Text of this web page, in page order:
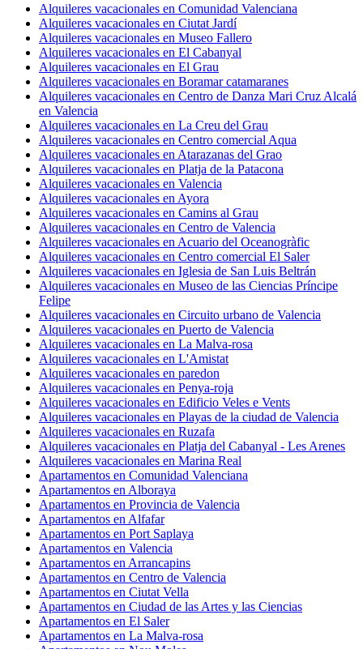
Alquileres vacacionales en Comunidad Valenciana
Alquileres vacacionales en Ciutat Jardí
Alquileres vacacionales en Museo Fallero
Alquileres vacacionales en El Cabanyal
Alquileres vacacionales en El Grau
Alquileres vacacionales en Boramar catamaranes
Alquileres vacacionales en Centro de Danza Mari Cruz Alcalá
en Valencia
Alquileres vacacionales en La Creu del Grau
Alquileres vacacionales en Centro comercial Aqua
Alquileres vacacionales en Atarazanas del Grao
Alquileres vacacionales en Platja de la Patacona
Alquileres vacacionales en Valencia
Alquileres vacacionales en Ayora
Alquileres vacacionales en Camins al Grau
Alquileres vacacionales en Centro de Valencia
Alquileres vacacionales en Acuario del Oceanogràfic
Alquileres vacacionales en Centro comercial El Saler
Alquileres vacacionales en Iglesia de San Luis Beltrán
Alquileres vacacionales en Museo de las Ciencias Príncipe
Felipe
Alquileres vacacionales en Circuito urbano de Valencia
Alquileres vacacionales en Puerto de Valencia
Alquileres vacacionales en La Malva-rosa
Alquileres vacacionales en L'Amistat
Alquileres vacacionales en paredon
Alquileres vacacionales en Penya-roja
Alquileres vacacionales en Edificio Veles e Vents
Alquileres vacacionales en Playas de la ciudad de Valencia
Alquileres vacacionales en Ruzafa
Alquileres vacacionales en Platja del Cabanyal - Les Arenes
Alquileres vacacionales en Marina Real
Apartamentos en Comunidad Valenciana
Apartamentos en Alboraya
Apartamentos en Provincia de Valencia
Apartamentos en Alfafar
Apartamentos en Port Saplaya
Apartamentos en Valencia
Apartamentos en Arrancapins
Apartamentos en Centro de Valencia
Apartamentos en Ciutat Vella
Apartamentos en Ciudad de las Artes y las Ciencias
Apartamentos en El Saler
Apartamentos en La Malva-rosa